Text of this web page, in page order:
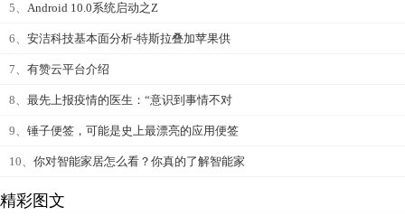
5、 Android 10.0系统启动之Z
6、 安洁科技基本面分析-特斯拉叠加苹果供
7、 有赞云平台介绍
8、 最先上报疫情的医生：“意识到事情不对
9、 锤子便签，可能是史上最漂亮的应用便签
10、 你对智能家居怎么看？你真的了解智能家
精彩图文